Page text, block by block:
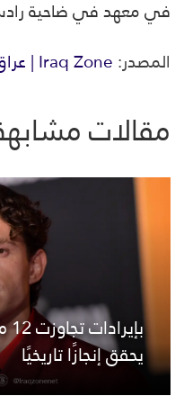
في معهد في ضاحية
المصدر:Iraq Zone | عراق زون
مقالات
يحقق إنجازًا تاريخيًا